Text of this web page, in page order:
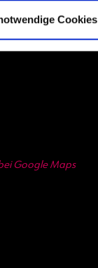
Cookies
Google Maps